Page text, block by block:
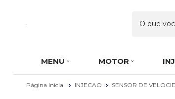
MENU MOTOR
Página Inicial INJECAO SENSOR DE